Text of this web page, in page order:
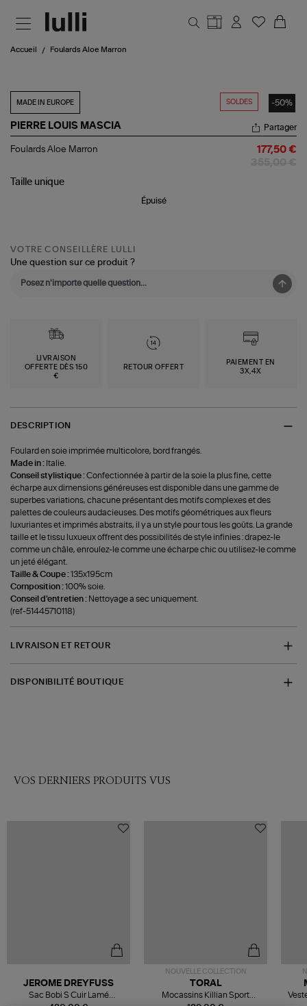
Accueil Foulards Aloe Marron
SOLDES -50%
MADE IN EUROPE
PIERRE LOUIS MASCIA
Foulards
Partager
Foulards Aloe Marron 177,50 €
Taille unique
Épuisé
VOTRE CONSEILLÈRE LULLI
Une question sur ce produit ?
LIVRAISON
OFFERTE DÈS 150
€
RETOUR OFFERT
PAIEMENT EN
3X,4X
DESCRIPTION
Foulard en soie imprimée multicolore, bord frangés.
Made in : Italie.
Conseil stylistique :Confectionnée à partir de la soie la plus fine, cette
écharpe aux dimensions généreuses est disponible dans une gamme de
superbes variations, chacune présentant des motifs complexes et des
palettes de couleurs audacieuses. Des motifs géométriques aux fleurs
luxuriantes et imprimés abstraits, il y a un style pour tous les goûts. La grande
taille et le tissu luxueux offrent des possibilités de style infinies : drapez-le
comme un châle, enroulez-le comme une écharpe chic ou utilisez-le comme
un jeté élégant.
Taille & Coupe :135x195cm
Composition :100% soie.
Conseil d'entretien : Nettoyage a sec uniquement.
(ref-51445710118)
LIVRAISON ET RETOUR
DISPONIBILITÉ BOUTIQUE
VOS DERNIERS PRODUITS VUS
JEROME DREYFUSS
Sac Bobi S Cuir Lamé
NOUVELLE COLLECTION
TORAL
Mocassins Killian Sport